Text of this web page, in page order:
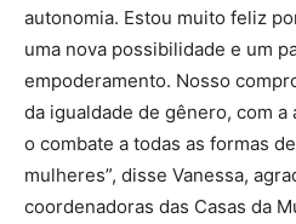
autonomia. Estou muito feliz
uma nova possibilidade e um
empoderamento. Nosso
da igualdade de gênero, com
o combate a todas as formas
mulheres”, disse Vanessa,
coordenadoras das Casas da